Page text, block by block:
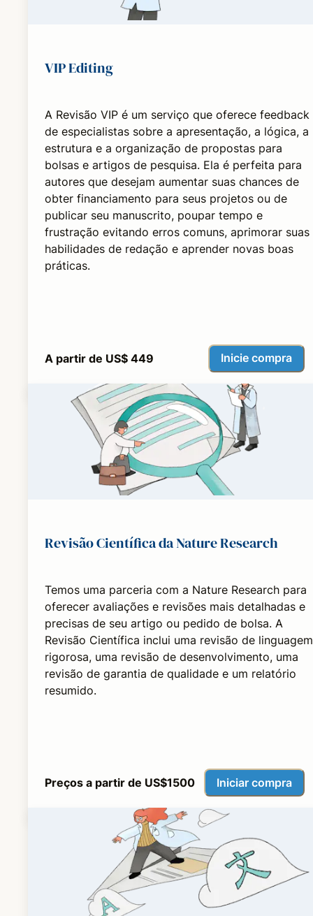
VIP Editing
A Revisão VIP é um serviço que oferece feedback
de especialistas sobre a apresentação, a lógica, a
estrutura e a organização de propostas para
bolsas e artigos de pesquisa. Ela é perfeita para
autores que desejam aumentar suas chances de
obter financiamento para seus projetos ou de
publicar seu manuscrito, poupar tempo e
frustração evitando erros comuns, aprimorar suas
habilidades de redação e aprender novas boas
práticas.
A partir de US$ 449 Inicie compra
Revisão Científica da Nature Research
Temos uma parceria com a Nature Research para
oferecer avaliações e revisões mais detalhadas e
precisas de seu artigo ou pedido de bolsa. A
Revisão Científica inclui uma revisão de linguagem
rigorosa, uma revisão de desenvolvimento, uma
revisão de garantia de qualidade e um relatório
resumido.
Preços a partir de US$1500 Iniciar compra